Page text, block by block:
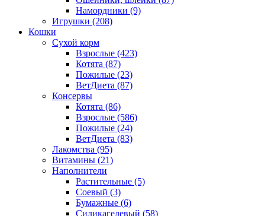
Намордники (9)
Игрушки (208)
Кошки
Сухой корм
Взрослые (423)
Котята (87)
Пожилые (23)
ВетДиета (87)
Консервы
Котята (86)
Взрослые (586)
Пожилые (24)
ВетДиета (83)
Лакомства (95)
Витамины (21)
Наполнители
Растительные (5)
Соевый (3)
Бумажные (6)
Силикагелевый (58)